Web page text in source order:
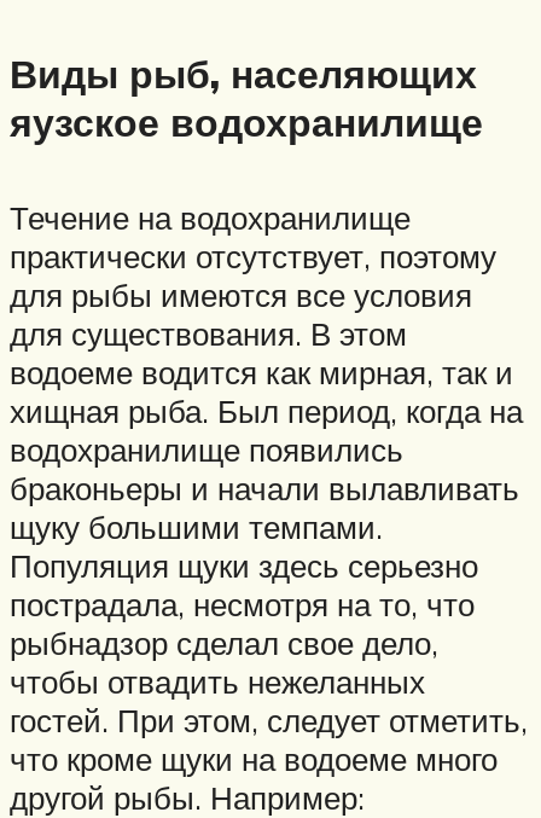
Виды рыб, населяющих
яузское водохранилище
Течение на водохранилище
практически отсутствует, поэтому
для рыбы имеются все условия
для существования. В этом
водоеме водится как мирная, так и
хищная рыба. Был период, когда на
водохранилище появились
браконьеры и начали вылавливать
щуку большими темпами.
Популяция щуки здесь серьезно
пострадала, несмотря на то, что
рыбнадзор сделал свое дело,
чтобы отвадить нежеланных
гостей. При этом, следует отметить,
что кроме щуки на водоеме много
другой рыбы. Например: